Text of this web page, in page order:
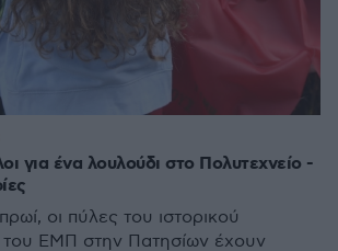
για ένα λουλούδι στο Πολυτεχνείο -
οι πύλες του ιστορικού
ΕΜΠ στην Πατησίων έχουν